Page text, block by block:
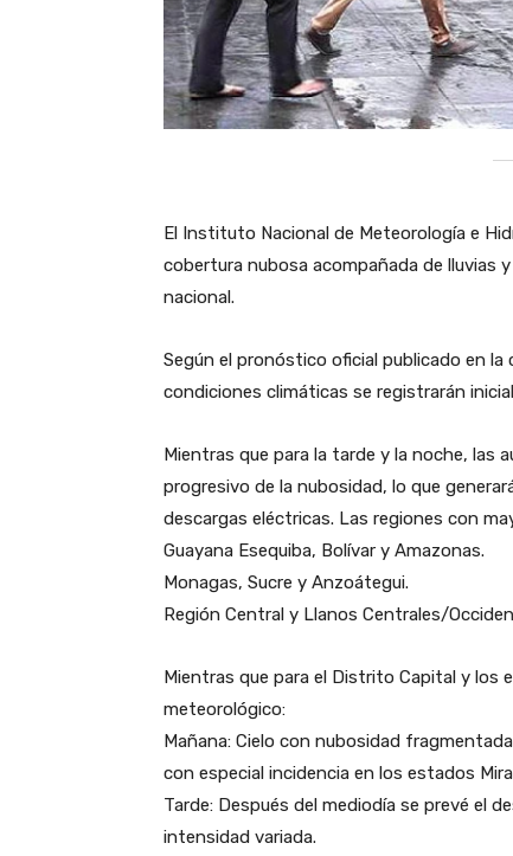
El Instituto Nacional de Meteorología e
cobertura nubosa acompañada de lluvias
nacional.
​Según el pronóstico oficial publicado en
condiciones climáticas se registrarán
​Mientras que para la tarde y la noche, las
progresivo de la nubosidad, lo que
descargas eléctricas. Las regiones con
​Guayana Esequiba, Bolívar y Amazonas.
​Monagas, Sucre y Anzoátegui.
​Región Central y Llanos Centrales/
​Mientras que ​para el Distrito Capital y los
meteorológico:
​Mañana: Cielo con nubosidad
con especial incidencia en los estados
​Tarde: Después del mediodía se prevé el
intensidad variada.